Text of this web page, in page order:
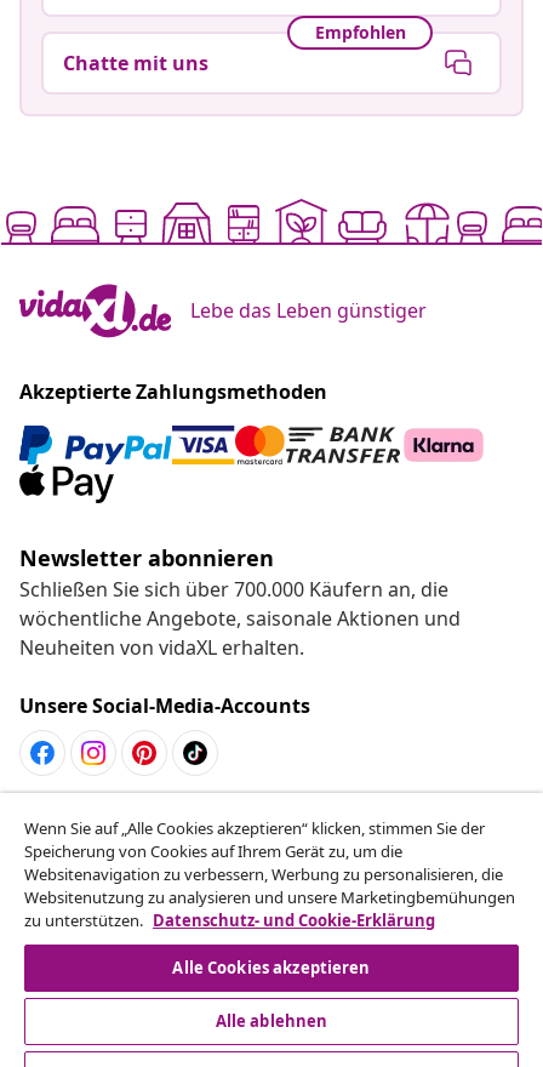
Empfohlen
Chatte mit uns
Lebe das Leben günstiger
Akzeptierte Zahlungsmethoden
Newsletter abonnieren
Schließen Sie sich über 700.000 Käufern an, die
wöchentliche Angebote, saisonale Aktionen und
Neuheiten von vidaXL erhalten.
Unsere Social-Media-Accounts
Vom Vertrag zurücktreten
Reiche einen Widerrufsantrag für deine Bestellung
ein.
Vom Vertrag zurücktreten
Kundenservice
Wenn Sie auf „Alle Cookies akzeptieren“ klicken, stimmen Sie der
Speicherung von Cookies auf Ihrem Gerät zu, um die
Websitenavigation zu verbessern, Werbung zu personalisieren, die
Websitenutzung zu analysieren und unsere Marketingbemühungen
zu unterstützen. Datenschutz- und Cookie-Erklärung
Alle Cookies akzeptieren
Alle ablehnen